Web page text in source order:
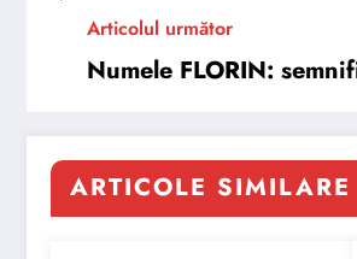
Articolul următor
Numele FLORIN:
ARTICOLE SIMILARE